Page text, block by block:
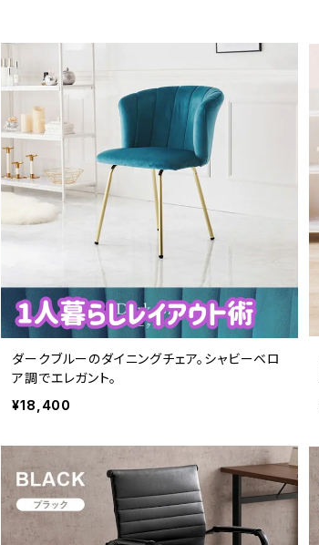
ダークブルーのダイニングチェア。シャビーベロ
ア調でエレガント。
¥18,400